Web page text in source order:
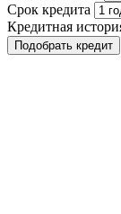
Срок кредита
Кредитная
Подобрать кредит